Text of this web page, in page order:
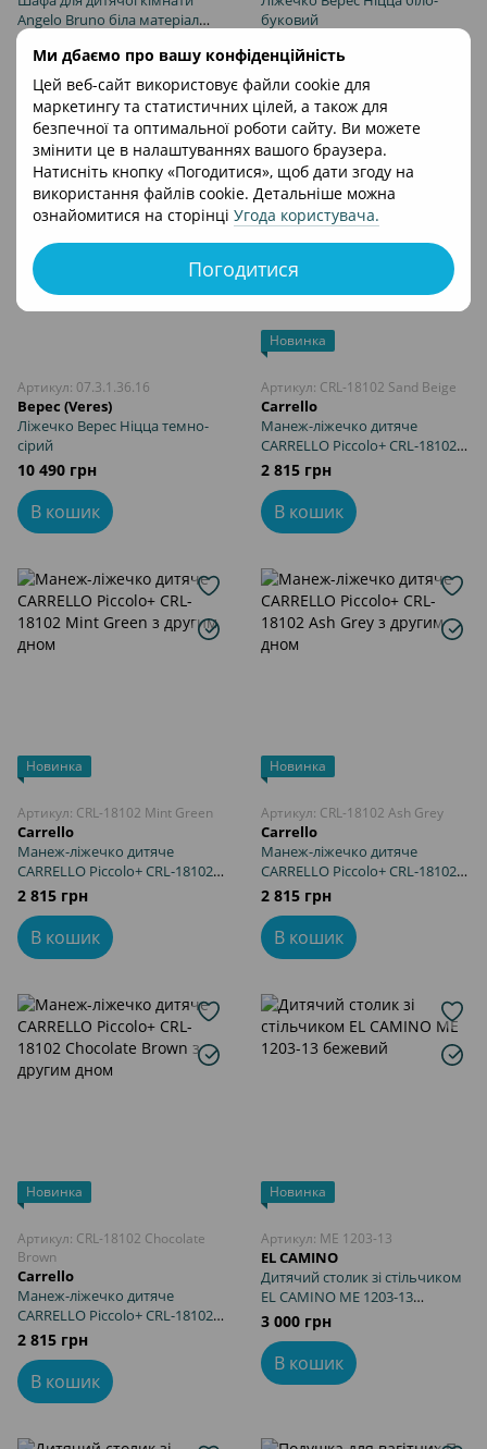
Ми дбаємо про вашу конфіденційність
Цей веб-сайт використовує файли cookie для
маркетингу та статистичних цілей, а також для
безпечної та оптимальної роботи сайту. Ви можете
змінити це в налаштуваннях вашого браузера.
Натисніть кнопку «Погодитися», щоб дати згоду на
використання файлів cookie. Детальніше можна
ознайомитися на сторінці Угода користувача.
Погодитися
Angelo Bruno біла матеріал
МДФ і ДСП, компактні розміри
під зріст дитини, відкриття від
натиску на фасад
16 250 грн
В кошик
буковий
10 490 грн
В кошик
Артикул: 07.3.1.36.16
Верес (Veres)
Ліжечко Верес Ніцца темно-
сірий
10 490 грн
В кошик
Новинка
Артикул: CRL-18102 Sand Beige
Carrello
Манеж-ліжечко дитяче
CARRELLO Piccolo+ CRL-18102
Sand Beige з другим дном
2 815 грн
В кошик
Новинка
Артикул: CRL-18102 Mint Green
Carrello
Манеж-ліжечко дитяче
CARRELLO Piccolo+ CRL-18102
Mint Green з другим дном
2 815 грн
В кошик
Новинка
Артикул: CRL-18102 Ash Grey
Carrello
Манеж-ліжечко дитяче
CARRELLO Piccolo+ CRL-18102
Ash Grey з другим дном
2 815 грн
В кошик
Новинка
Артикул: CRL-18102 Chocolate
Brown
Carrello
Манеж-ліжечко дитяче
CARRELLO Piccolo+ CRL-18102
Chocolate Brown з другим
2 815 грн
В кошик
Новинка
Артикул: ME 1203-13
EL CAMINO
Дитячий столик зі стільчиком
EL CAMINO ME 1203-13
бежевий
3 000 грн
В кошик